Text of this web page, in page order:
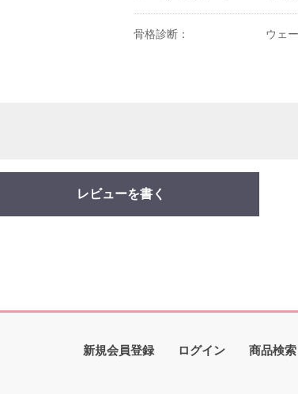
骨格診断： ウェ
レビューを書く
新規会員登録 ログイン 商品検索